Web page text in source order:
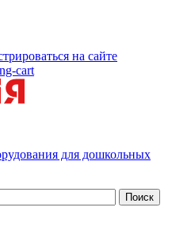
на сайте
для дошкольных